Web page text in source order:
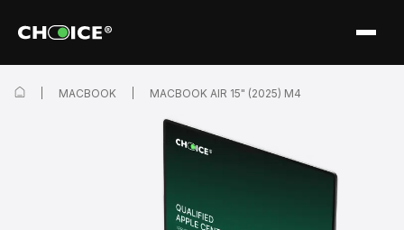
MACBOOK MACBOOK AIR 15" (2025) M4